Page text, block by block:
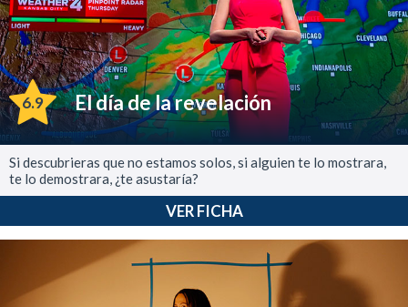
6.9 El día de la revelación
Si descubrieras que no estamos solos, si alguien te lo mostrara,
te lo demostrara, ¿te asustaría?
VER FICHA